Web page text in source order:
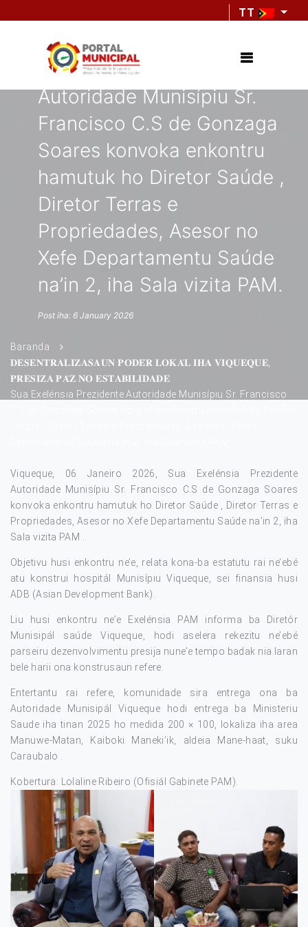
TT
Sua Exelénsia Prezidente
Autoridade Munisípiu Sr.
Francisco C.S de Gonzaga
Soares konvoka enkontru
hamutuk ho Diretor Saúde ,
Diretor Terras e
Propriedades, Asesor no
Xefe Departamentu Saúde
na’in 2, iha Sala vizita PAM.
Post iha: 6 January 2026
Baranda
𝐃𝐄𝐒𝐄𝐍𝐓𝐑𝐀𝐋𝐈𝐙𝐀𝐒𝐀𝐔𝐍 𝐏𝐎𝐃𝐄́𝐑 𝐋𝐎𝐊𝐀́𝐋 𝐈𝐇𝐀 𝐕𝐈𝐐𝐔𝐄𝐐𝐔𝐄,
𝐏𝐑𝐄𝐒𝐈𝐙𝐀 𝐏𝐀́𝐙 𝐍𝐎 𝐄𝐒𝐓𝐀𝐁𝐈𝐋𝐈𝐃𝐀𝐃𝐄
Sua Exelénsia Prezidente Autoridade Munisípiu Sr. Francisco
Viqueque, 06 Janeiro 2026, Sua Exelénsia Prezidente
Autoridade Munisípiu Sr. Francisco C.S de Gonzaga Soares
konvoka enkontru hamutuk ho Diretor Saúde , Diretor Terras e
Propriedades, Asesor no Xefe Departamentu Saúde na’in 2, iha
Sala vizita PAM .
Objetivu husi enkontru ne’e, relata kona-ba estatutu rai ne’ebé
atu konstrui hospitál Munisípiu Viqueque, sei finansia husi
ADB (Asian Development Bank).
Liu husi enkontru ne’e Exelénsia PAM informa ba Diretór
Munisipál saúde Viqueque, hodi aselera rekezitu ne’ebé
parseiru dezenvolvimentu presija nune’e tempo badak nia laran
bele harii ona konstrusaun refere.
Entertantu rai refere, komunidade sira entrega ona ba
Autoridade Munisipál Viqueque hodi entrega ba Ministeriu
Saude iha tinan 2025 ho medida 200 × 100, lokaliza iha area
Manuwe-Matan, Kaiboki Maneki’ik, aldeia Mane-haat, suku
Caraubalo .
Kobertura: Lolaline Ribeiro (Ofisiál Gabinete PAM).